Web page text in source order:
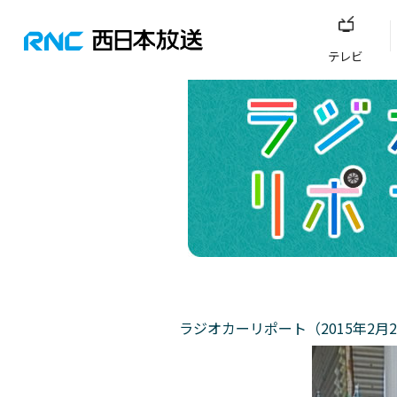
テレビ
ラジオカーリポート（2015年2月